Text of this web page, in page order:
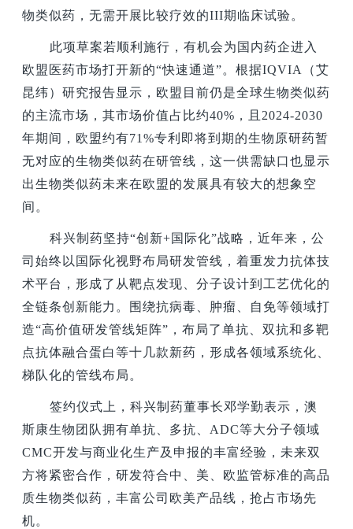
物类似药，无需开展比较疗效的III期临床试验。
此项草案若顺利施行，有机会为国内药企进入
欧盟医药市场打开新的“快速通道”。根据IQVIA（艾
昆纬）研究报告显示，欧盟目前仍是全球生物类似药
的主流市场，其市场价值占比约40%，且2024-2030
年期间，欧盟约有71%专利即将到期的生物原研药暂
无对应的生物类似药在研管线，这一供需缺口也显示
出生物类似药未来在欧盟的发展具有较大的想象空
间。
科兴制药坚持“创新+国际化”战略，近年来，公
司始终以国际化视野布局研发管线，着重发力抗体技
术平台，形成了从靶点发现、分子设计到工艺优化的
全链条创新能力。围绕抗病毒、肿瘤、自免等领域打
造“高价值研发管线矩阵”，布局了单抗、双抗和多靶
点抗体融合蛋白等十几款新药，形成各领域系统化、
梯队化的管线布局。
签约仪式上，科兴制药董事长邓学勤表示，澳
斯康生物团队拥有单抗、多抗、ADC等大分子领域
CMC开发与商业化生产及申报的丰富经验，未来双
方将紧密合作，研发符合中、美、欧监管标准的高品
质生物类似药，丰富公司欧美产品线，抢占市场先
机。